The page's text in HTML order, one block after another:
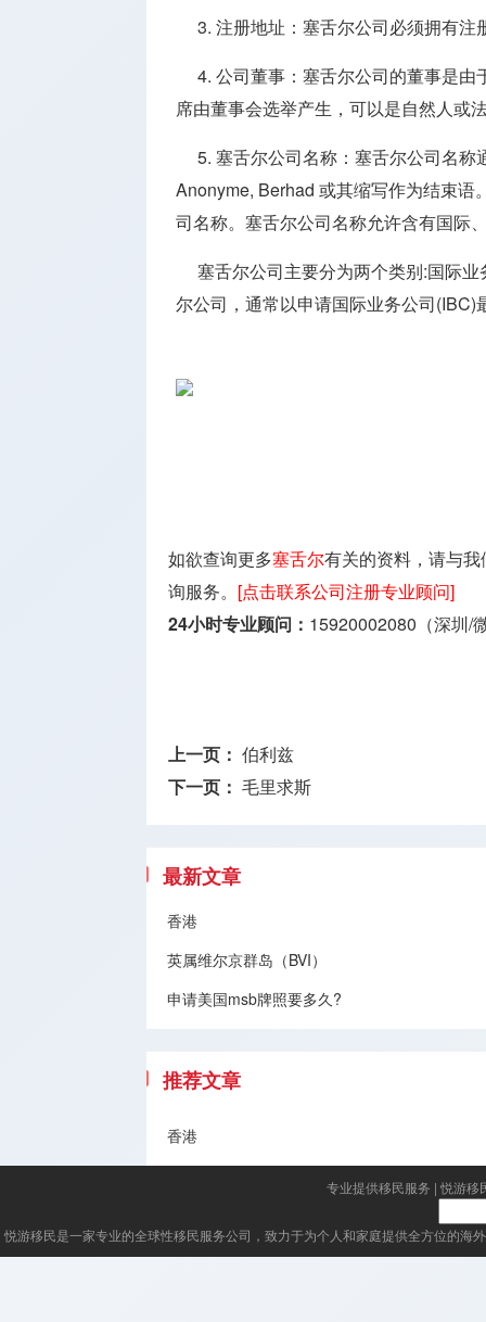
3. 注册地址：塞舌尔公司必须拥有
4. 公司董事：塞舌尔公司的董事是
席由董事会选举产生，可以是自然人或
5. 塞舌尔公司名称：塞舌尔公司名
Anonyme, Berhad 或其缩写作为结束
司名称。塞舌尔公司名称允许含有国际
塞舌尔公司主要分为两个类别:国际
尔公司，通常以申请国际业务公司(IBC)
如欲查询更多塞舌尔有关的资料，请与
询服务。 [点击联系公司注册专业顾问]
24小时专业顾问： 15920002080（深圳/
上一页： 伯利兹
下一页： 毛里求斯
最新文章
香港
英属维尔京群岛（BVI）
申请美国msb牌照要多久?
推荐文章
香港
专业提供移民服务 | 悦游移
悦游移民是一家专业的全球性移民服务公司，致力于为个人和家庭提供全方位的